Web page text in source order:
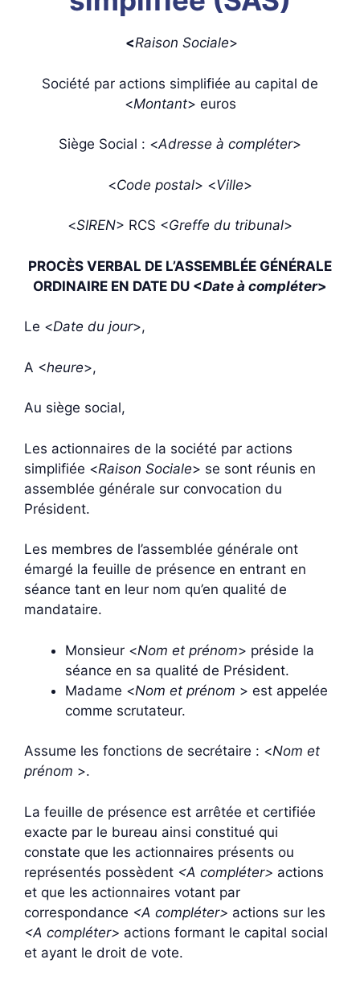
<Raison Sociale>
Société par actions simplifiée au capital de
<Montant> euros
Siège Social : <Adresse à compléter>
<Code postal> <Ville>
<SIREN> RCS <Greffe du tribunal>
PROCÈS VERBAL DE L’ASSEMBLÉE GÉNÉRALE
ORDINAIRE EN DATE DU <Date à compléter>
Le <Date du jour>,
A <heure>,
Au siège social,
Les actionnaires de la société par actions
simplifiée <Raison Sociale> se sont réunis en
assemblée générale sur convocation du
Président.
Les membres de l’assemblée générale ont
émargé la feuille de présence en entrant en
séance tant en leur nom qu’en qualité de
mandataire.
Monsieur <Nom et prénom> préside la
séance en sa qualité de Président.
Madame <Nom et prénom > est appelée
comme scrutateur.
Assume les fonctions de secrétaire : <Nom et
prénom >.
La feuille de présence est arrêtée et certifiée
exacte par le bureau ainsi constitué qui
constate que les actionnaires présents ou
représentés possèdent <A compléter> actions
et que les actionnaires votant par
correspondance <A compléter> actions sur les
<A compléter> actions formant le capital social
et ayant le droit de vote.